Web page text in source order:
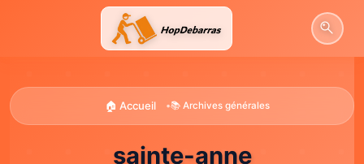
🏠 Accueil •📚 Archives générales
sainte-anne